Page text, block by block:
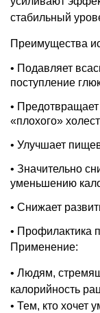
стабильный
Преимущества
• Подавляет
поступление
•
«плохого»
• Улучшает
• Значительно
уменьшению
• Снижает
• Профилактика
Применение:
• Людям,
калорийность
• Тем, кто хочет